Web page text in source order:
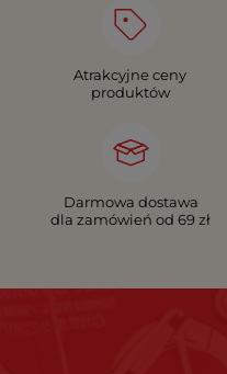
Atrakcyjne ceny
produktów
Darmowa dostawa
dla zamówień od 69 zł